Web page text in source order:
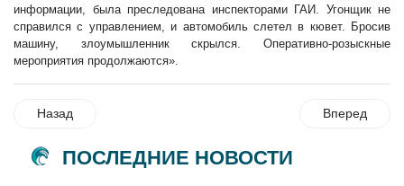
информации, была преследована инспекторами ГАИ. Угонщик не
справился с управлением, и автомобиль слетел в кювет. Бросив
машину, злоумышленник скрылся. Оперативно-розыскные
мероприятия продолжаются».
Назад Вперед
ПОСЛЕДНИЕ НОВОСТИ